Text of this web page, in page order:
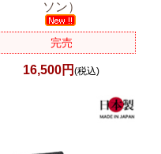
ソン）
完売
16,500円(税込)